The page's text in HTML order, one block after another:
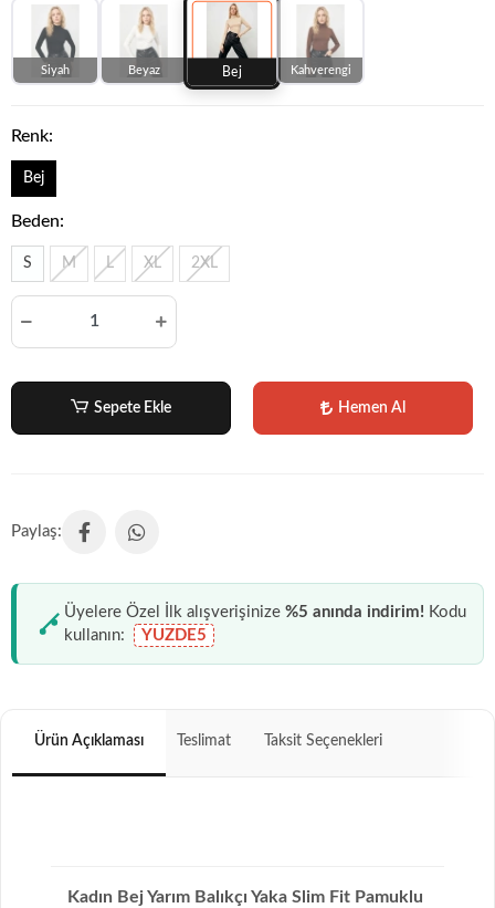
Siyah Beyaz Bej Kahverengi
Renk:
Bej
Beden:
S M L XL 2XL
Sepete Ekle Hemen Al
Üyelere Özel İlk alışverişinize %5 anında indirim! Kodu
kullanın:
YUZDE5
Ürün Açıklaması Teslimat Taksit Seçenekleri
Kadın Bej Yarım Balıkçı Yaka Slim Fit Pamuklu